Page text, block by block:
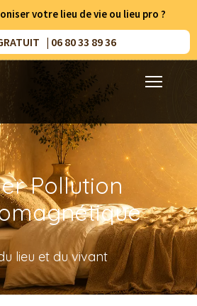
votre lieu de vie ou lieu pro ?
| 06 80 33 89 36
Accueil
Méthodes
Résultats
A propos
Pollution
lieu et du vivant